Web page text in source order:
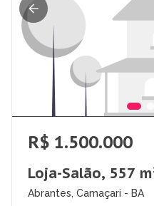
R$ 1.500.000
Loja-Salão, 557
Abrantes, Camaçari - BA